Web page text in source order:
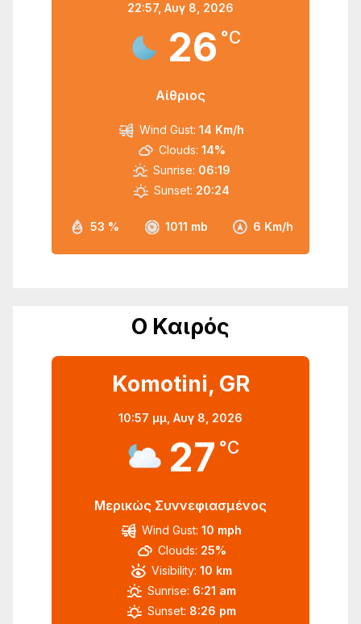
22:57, Αυγ 8, 2026
26 °C
Αίθριος
53 % 1011 mb 6 Km/h
Wind Gust: 14 Km/h
Clouds: 14%
Sunrise: 06:19
Sunset: 20:24
Ο Καιρός
Komotini, GR
10:57 μμ, Αυγ 8, 2026
27 °C
Μερικώς Συννεφιασμένος
Wind Gust: 10 mph
Clouds: 25%
Visibility: 10 km
Sunrise: 6:21 am
Sunset: 8:26 pm